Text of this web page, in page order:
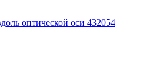
оптической оси 432054